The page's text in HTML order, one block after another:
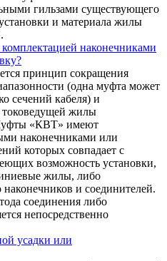
гильзами существующего
и материала жилы
наконечниками
принцип сокращения
(одна муфта может
сечений кабеля) и
токоведущей жилы
«КВТ» имеют
наконечниками или
которых совпадает с
возможность установки,
жилы, либо
и соединителей.
соединения либо
непосредственно
усадки или